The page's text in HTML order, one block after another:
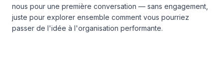
nous pour une première conversation — sans engagement,
juste pour explorer ensemble comment vous pourriez
passer de l'idée à l'organisation performante.